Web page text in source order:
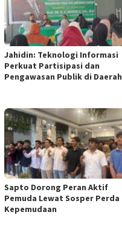
Jahidin: Teknologi Informasi
Perkuat Partisipasi dan
Pengawasan Publik di Daerah
Sapto Dorong Peran Aktif
Pemuda Lewat Sosper Perda
Kepemudaan